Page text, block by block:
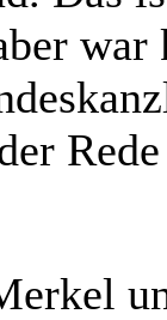
Rede